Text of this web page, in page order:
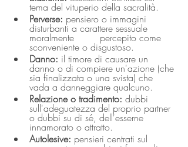
tema del vituperio della sacralità.
Perverse: pensiero o immagini
disturbanti a carattere sessuale
moralmente 	percepito come
sconveniente o disgustoso.
Danno: il timore di causare un
danno o di compiere un'azione (che
sia finalizzata o una svista) che
vada a danneggiare qualcuno.
Relazione o tradimento: dubbi
sull'adeguatezza del proprio partner
o dubbi su di sé, dell'esserne
innamorato o attratto.
Autolesive: pensieri centrati sul